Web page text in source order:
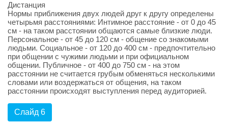
Дистанция
Нормы приближения двух людей друг к другу определены
четырьмя расстояниями: Интимное расстояние - от 0 до 45
см - на таком расстоянии общаются самые близкие люди.
Персональное - от 45 до 120 см - общение со знакомыми
людьми. Социальное - от 120 до 400 см - предпочтительно
при общении с чужими людьми и при официальном
общении. Публичное - от 400 до 750 см - на этом
расстоянии не считается грубым обменяться несколькими
словами или воздержаться от общения, на таком
расстоянии происходят выступления перед аудиторией.
Слайд 6